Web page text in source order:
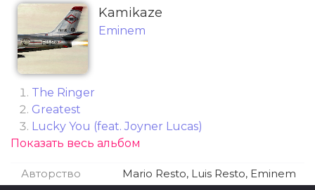
Kamikaze
Eminem
The Ringer
Greatest
Lucky You (feat. Joyner Lucas)
Paul (Skit) by Paul Rosenberg
Em Calls Paul (Skit) [2018]
Показать весь альбом
Авторство Mario Resto, Luis Resto, Eminem